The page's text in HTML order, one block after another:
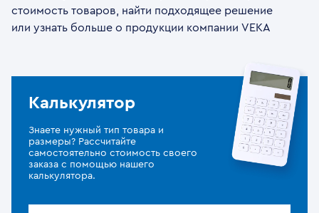
стоимость товаров, найти подходящее решение
или узнать больше о продукции компании VEKA
Калькулятор
Знаете нужный тип товара и
размеры? Рассчитайте
самостоятельно стоимость своего
заказа с помощью нашего
калькулятора.